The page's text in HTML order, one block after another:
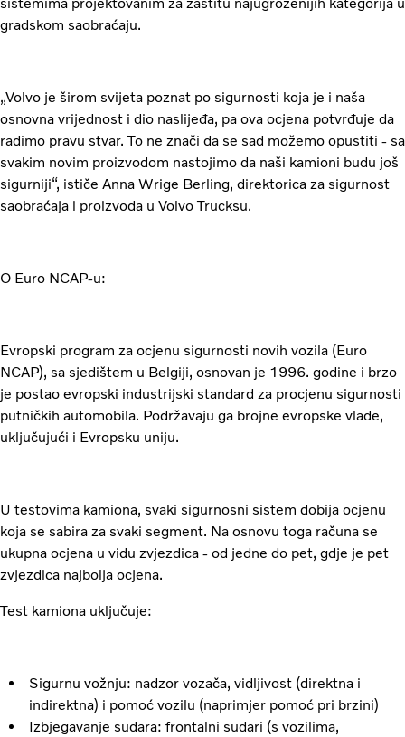
gradskom saobraćaju.
„Volvo je širom svijeta poznat po sigurnosti koja je i naša
osnovna vrijednost i dio naslijeđa, pa ova ocjena potvrđuje da
radimo pravu stvar. To ne znači da se sad možemo opustiti - sa
svakim novim proizvodom nastojimo da naši kamioni budu još
sigurniji“, ističe Anna Wrige Berling, direktorica za sigurnost
saobraćaja i proizvoda u Volvo Trucksu.
O Euro NCAP-u:
Evropski program za ocjenu sigurnosti novih vozila (Euro
NCAP), sa sjedištem u Belgiji, osnovan je 1996. godine i brzo
je postao evropski industrijski standard za procjenu sigurnosti
putničkih automobila. Podržavaju ga brojne evropske vlade,
uključujući i Evropsku uniju.
U testovima kamiona, svaki sigurnosni sistem dobija ocjenu
koja se sabira za svaki segment. Na osnovu toga računa se
ukupna ocjena u vidu zvjezdica - od jedne do pet, gdje je pet
zvjezdica najbolja ocjena.
Test kamiona uključuje:
Sigurnu vožnju: nadzor vozača, vidljivost (direktna i
indirektna) i pomoć vozilu (naprimjer pomoć pri brzini)
Izbjegavanje sudara: frontalni sudari (s vozilima,